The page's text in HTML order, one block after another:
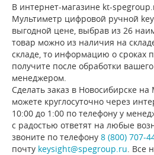
В интернет-магазине kt-
Мультиметр цифровой ручной
выгодной цене, выбрав из 26
товар можно из наличия на
складе, то информацию о сроках
получите после обработки
менеджером.
Сделать заказ в Новосибирске
можете круглосуточно через
10:00 до 1:00 по телефону у
с радостью ответят на любые
звоните по телефону 8 (800) 707-
почту keysight@spegroup.ru . Все